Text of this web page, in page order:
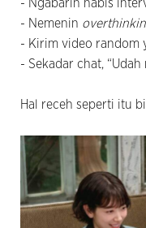
- Ngabarin habis
- Nemenin
- Kirim video random
- Sekadar chat, “Udah
Hal receh seperti itu